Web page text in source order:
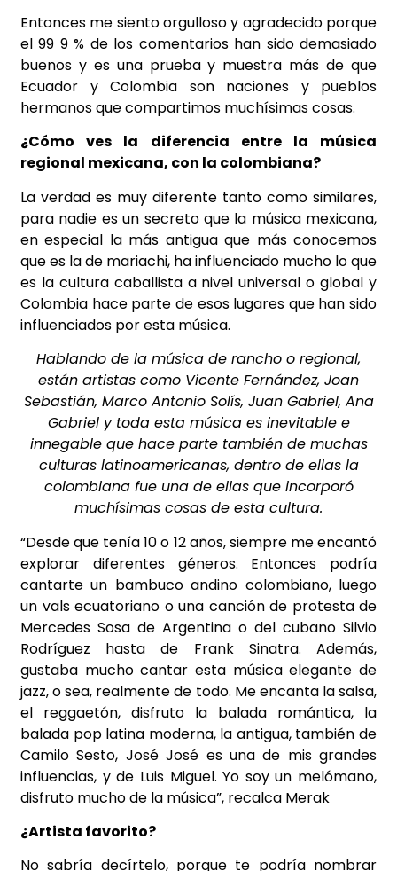
Entonces me siento orgulloso y agradecido porque
el 99 9 % de los comentarios han sido demasiado
buenos y es una prueba y muestra más de que
Ecuador y Colombia son naciones y pueblos
hermanos que compartimos muchísimas cosas.
¿Cómo ves la diferencia entre la música
regional mexicana, con la colombiana?
La verdad es muy diferente tanto como similares,
para nadie es un secreto que la música mexicana,
en especial la más antigua que más conocemos
que es la de mariachi, ha influenciado mucho lo que
es la cultura caballista a nivel universal o global y
Colombia hace parte de esos lugares que han sido
influenciados por esta música.
Hablando de la música de rancho o regional,
están artistas como Vicente Fernández, Joan
Sebastián, Marco Antonio Solís, Juan Gabriel, Ana
Gabriel y toda esta música es inevitable e
innegable que hace parte también de muchas
culturas latinoamericanas, dentro de ellas la
colombiana fue una de ellas que incorporó
muchísimas cosas de esta cultura.
“Desde que tenía 10 o 12 años, siempre me encantó
explorar diferentes géneros. Entonces podría
cantarte un bambuco andino colombiano, luego
un vals ecuatoriano o una canción de protesta de
Mercedes Sosa de Argentina o del cubano Silvio
Rodríguez hasta de Frank Sinatra. Además,
gustaba mucho cantar esta música elegante de
jazz, o sea, realmente de todo. Me encanta la salsa,
el reggaetón, disfruto la balada romántica, la
balada pop latina moderna, la antigua, también de
Camilo Sesto, José José es una de mis grandes
influencias, y de Luis Miguel. Yo soy un melómano,
disfruto mucho de la música”, recalca Merak
¿Artista favorito?
No sabría decírtelo, porque te podría nombrar